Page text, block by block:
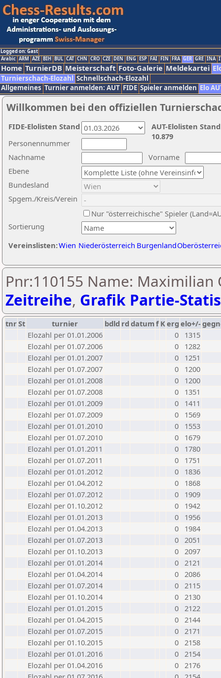
Logged on: Gast
Arabic ARM AZE BIH BUL CAT CHN CRO CZE DEN ENG ESP FAI FIN FRA GER GRE INA
Home TurnierDB Meisterschaft Foto-Galerie Meldekartei
Turnierschach-Elozahl Schnellschach-Elozahl
Allgemeines Turnier anmelden: AUT FIDE Spieler anmelden Elo
Willkommen bei den offiziellen
Nachname
Vorname
Ebene
Sortierung
Personennummer
Bundesland
Spgem./Kreis/Verein
Nur "österreichische" Spieler
Vereinslisten:Wien Niederösterreich Burgenland
AUT-Elolisten
10.879
FIDE-Elolisten Stand
Pnr:110155 Name: Maximilian
Zeitreihe, Grafik Partie-
tnrSt turnier bdld rd datumf Kerg elo+/-
Elozahl per 01.01.2006
0
1315
Elozahl per 01.07.2006
0
1282
Elozahl per 01.01.2007
0
1251
Elozahl per 01.07.2007
0
1200
Elozahl per 01.01.2008
0
1200
Elozahl per 01.07.2008
0
1351
Elozahl per 01.01.2009
0
1411
Elozahl per 01.07.2009
0
1569
Elozahl per 01.01.2010
0
1553
Elozahl per 01.07.2010
0
1679
Elozahl per 01.01.2011
0
1780
Elozahl per 01.07.2011
0
1751
Elozahl per 01.01.2012
0
1836
Elozahl per 01.04.2012
0
1868
Elozahl per 01.07.2012
0
1909
Elozahl per 01.10.2012
0
1942
Elozahl per 01.01.2013
0
1956
Elozahl per 01.04.2013
0
1984
Elozahl per 01.07.2013
0 2051
Elozahl per 01.10.2013
0 2097
Elozahl per 01.01.2014
0 2121
Elozahl per 01.04.2014
0 2086
Elozahl per 01.07.2014
0 2115
Elozahl per 01.10.2014
0 2130
Elozahl per 01.01.2015
0 2122
Elozahl per 01.04.2015
0 2144
Elozahl per 01.07.2015
0 2171
Elozahl per 01.10.2015
0 2158
Elozahl per 01.01.2016
0 2154
Elozahl per 01.04.2016
0 2176